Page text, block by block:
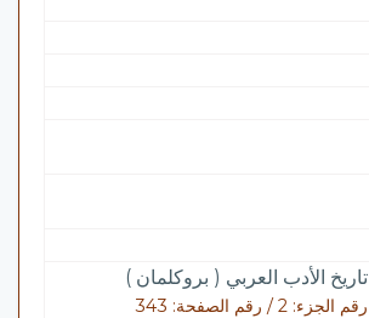
تاريخ الأدب العربي ( بروكلمان )
رقم الجزء: 2 / رقم الصفحة: 343